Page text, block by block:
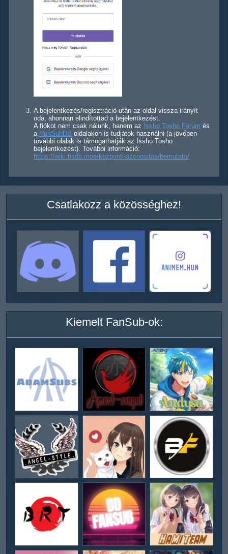
A bejelentkezés/regisztráció után az oldal vissza irányít
oda, ahonnan elindítottad a bejelentkezést.
A fiókot nem csak nálunk, hanem az Issho Tosho Fórum és
a HunSubDB oldalakon is tudjátok használni (a jövőben
további olalak is támogathatják az Issho Tosho
bejelentkezést). További információ:
https://wiki.hsdb.moe/kozponti-azonositas/bemutato/
Csatlakozz a közösséghez!
Kiemelt FanSub-ok: